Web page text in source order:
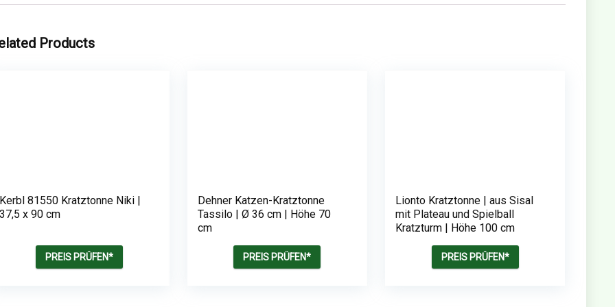
Products
Kerbl 81550 Kratztonne Niki |
37,5 x 90 cm
PREIS PRÜFEN*
Dehner Katzen-Kratztonne
Tassilo | Ø 36 cm | Höhe 70
cm
PREIS PRÜFEN*
Lionto Kratztonne | aus Sisal
mit Plateau und Spielball
Kratzturm | Höhe 100 cm
PREIS PRÜFEN*